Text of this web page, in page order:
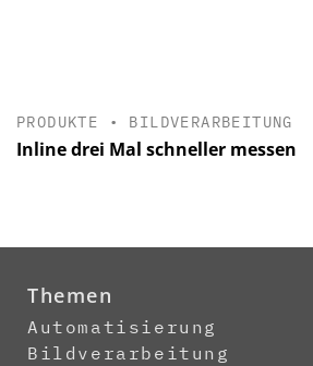
PRODUKTE • BILDVERARBEITUNG
Inline drei Mal schneller messen
Themen
Automatisierung
Bildverarbeitung